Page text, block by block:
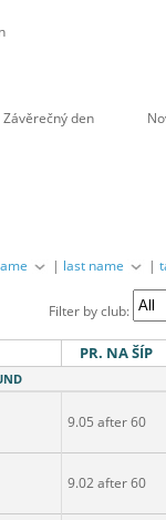
Závěrečný den
| last name |
Filter by club:
PR. NA ŠÍP
9.05 after 60
9.02 after 60